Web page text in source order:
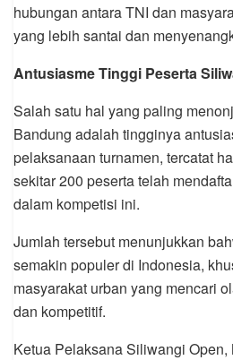
hubungan antara TNI dan
yang lebih santai dan
Antusiasme Tinggi Peserta
Salah satu hal yang paling
Bandung adalah tingginya
pelaksanaan turnamen, tercatat
sekitar 200 peserta telah
dalam kompetisi ini.
Jumlah tersebut menunjukkan
semakin populer di Indonesia,
masyarakat urban yang mencari
dan kompetitif.
Ketua Pelaksana Siliwangi Open,